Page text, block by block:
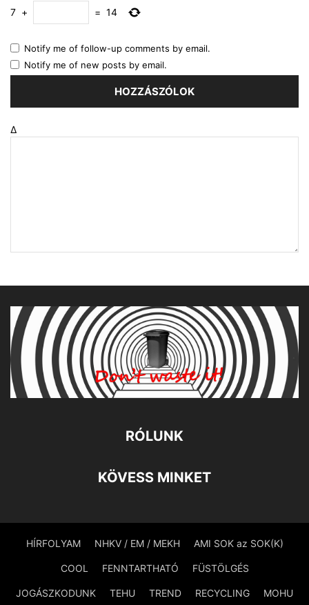
7 + = 14
Notify me of follow-up comments by email.
Notify me of new posts by email.
Δ
RÓLUNK
KÖVESS MINKET
HÍRFOLYAM NHKV / EM / MEKH AMI SOK az SOK(K)
COOL FENNTARTHATÓ FÜSTÖLGÉS
JOGÁSZKODUNK TEHU TREND RECYCLING MOHU